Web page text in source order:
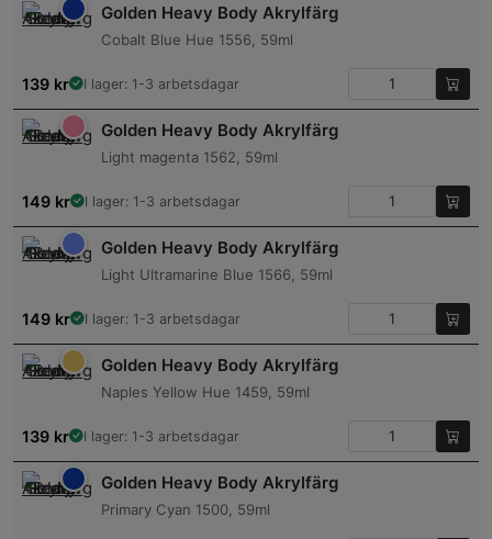
Golden Heavy Body Akrylfärg
Cobalt Blue Hue 1556, 59ml
139 kr I lager: 1-3 arbetsdagar
Golden Heavy Body Akrylfärg
Light magenta 1562, 59ml
149 kr I lager: 1-3 arbetsdagar
Golden Heavy Body Akrylfärg
Light Ultramarine Blue 1566, 59ml
149 kr I lager: 1-3 arbetsdagar
Golden Heavy Body Akrylfärg
Naples Yellow Hue 1459, 59ml
139 kr I lager: 1-3 arbetsdagar
Golden Heavy Body Akrylfärg
Primary Cyan 1500, 59ml